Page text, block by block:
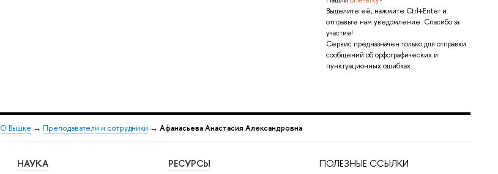
Выделите её, нажмите Ctrl+Enter и
отправьте нам уведомление. Спасибо за
участие!
Сервис предназначен только для отправки
сообщений об орфографических и
пунктуационных ошибках.
О Вышке → Преподаватели и сотрудники → Афанасьева Анастасия Александровна
НАУКА РЕСУРСЫ ПОЛЕЗНЫЕ ССЫЛКИ